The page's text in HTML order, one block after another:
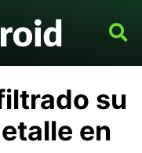
su
en